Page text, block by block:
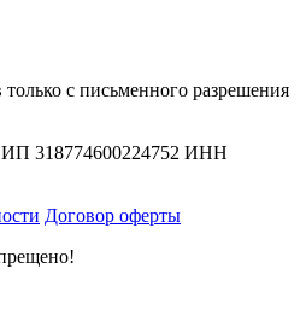
с письменного разрешения
318774600224752 ИНН
Договор оферты